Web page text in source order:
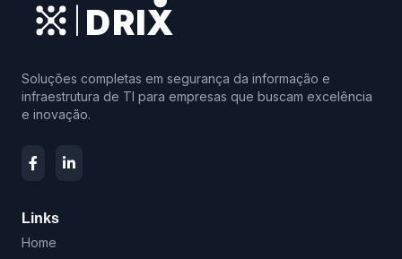
DRIX
Soluções completas em segurança da informação e
infraestrutura de TI para empresas que buscam excelência
e inovação.
Links
Home